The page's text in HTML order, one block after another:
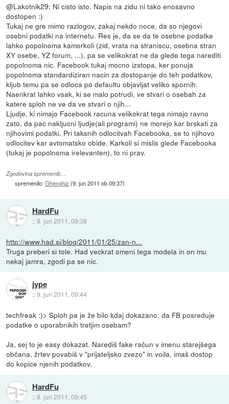
@Lakotnik29: Ni cisto isto. Napis na zidu ni tako enosavno
dostopen :)
Tukaj ne gre mimo razlogov, zakaj nekdo noce, da so njegovi
osebni podatki na internetu. Res je, da se da te osebne podatke
lahko popolnoma kamorkoli (zid, vrata na straniscu, osebna stran
XY osebe, YZ forum, ...), pa se velikokrat ne da glede tega narediti
popolnoma nic. Facebook tukaj mocno izstopa, ker ponuja
popolnoma standardiziran nacin za dostopanje do teh podatkov,
kljub temu pa se odloca po defaultu objavljat veliko spornih.
Naenkrat lahko vsak, ki se malo potrudi, ve stvari o osebah za
katere sploh ne ve da ve stvari o njih...
Ljudje, ki nimajo Facebook racuna velikokrat tega nimajo ravno
zato, da pac nakljucni ljudje(ali programi) ne morejo kar brskati za
njihovimi podatki. Pri taksnih odlocitvah Facebooka, se to njihovo
odlocitev kar avtomatsko obide. Karkoli si mislis glede Facebooka
(tukaj je popolnoma irelevanten), to ni prav.
Zgodovina sprememb…
spremenilo:Ghenghiz (9. jun 2011 ob 09:37)
HardFu
::9. jun 2011, 09:38
http://www.had.si/blog/2011/01/25/zan-n...
Truga preberi si tole. Had veckrat omeni tega modela in on mu
nekaj jamra, zgodi pa se nic.
jype
::9. jun 2011, 09:44
techfreak :)> Sploh pa je že bilo kdaj dokazano, da FB posreduje
podatke o uporabnikih tretjim osebam?
Ja, sej to je easy dokazat. Narediš fake račun v imenu starejšega
občana, žrtev povabiš v "prijateljsko zvezo" in voila, imaš dostop
do kopice njenih podatkov.
HardFu
::9. jun 2011, 09:45